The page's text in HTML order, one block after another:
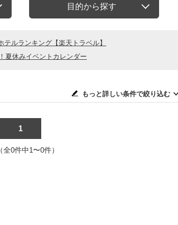
目的から探す
ルランキング【楽天トラベル】
夏休みイベントカレンダー
もっと詳しい条件で絞り込む
1
全0件中1〜0件）